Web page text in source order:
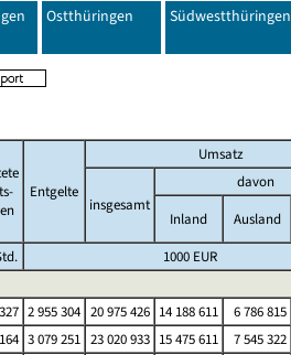
Ostthüringen Südwestthüringen
Entgelte
Umsatz
insgesamt
davon
Inland
Ausland
1000 EUR
2 955 304 20 975 426 14 188 611 6 786 815
3 079 251 23 020 933 15 475 611 7 545 322